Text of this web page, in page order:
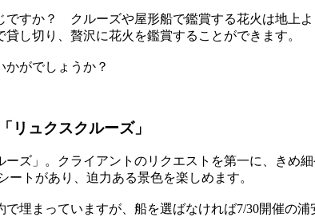
すか？ クルーズや屋形船で鑑賞する花火は地上
し切り、贅沢に花火を鑑賞することができます。
がでしょうか？
リュクスクルーズ」
ズ」。クライアントのリクエストを第一に、きめ
トがあり、迫力ある景色を楽しめます。
埋まっていますが、船を選ばなければ7/30開催の